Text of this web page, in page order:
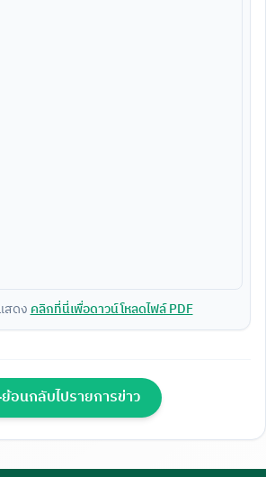
สดงคลิกที่นี่เพื่อดาวน์โหลดไฟล์ PDF
ย้อนกลับไปรายการข่าว